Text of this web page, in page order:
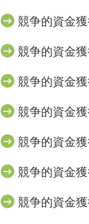
競争的資金獲
競争的資金獲
競争的資金獲
競争的資金獲
競争的資金獲
競争的資金獲
競争的資金獲